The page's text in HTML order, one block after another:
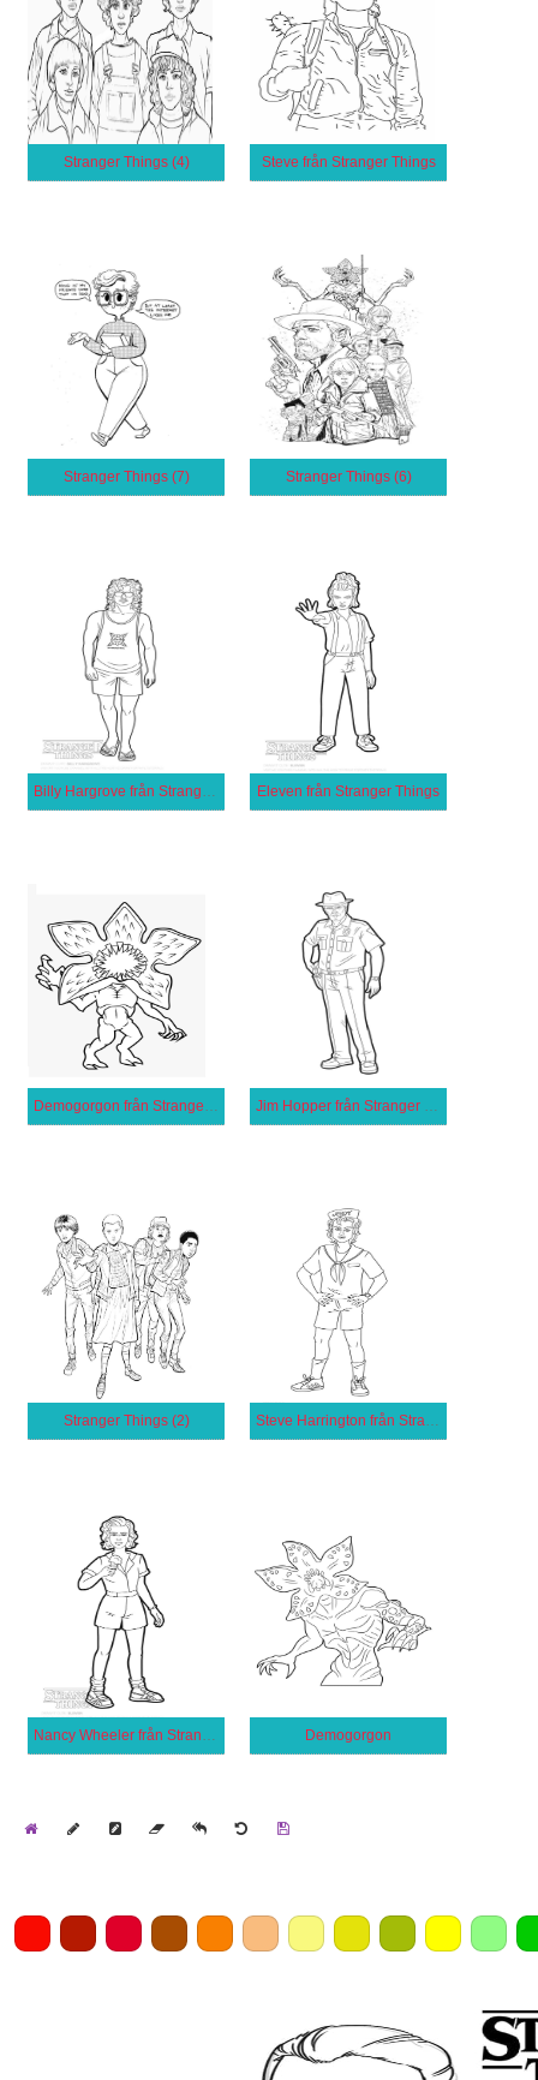
Stranger Things (4) Steve från Stranger Things
Stranger Things (7) Stranger Things (6)
Billy Hargrove från Stranger Things Eleven från Stranger Things
Demogorgon från Stranger Things Jim Hopper från Stranger Things
Stranger Things (2) Steve Harrington från Stranger Things
Nancy Wheeler från Stranger Things Demogorgon